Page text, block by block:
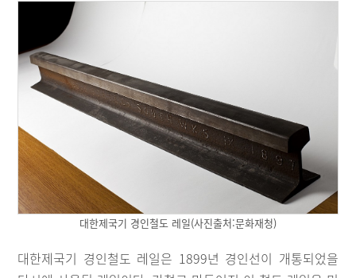
대한제국기 경인철도 레일(사진출처:문화재청)
대한제국기 경인철도 레일은 1899년 경인선이 개통되었을